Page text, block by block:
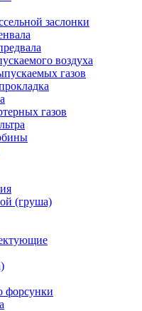
заслонки
воздуха
газов
газов
(груша)
форсунки